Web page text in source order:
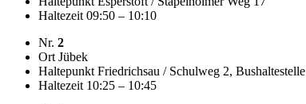
Haltezeit 09:50 – 10:10
Nr. 2
Ort Jübek
Haltepunkt Friedrichsau / Schulweg 2, Bushaltestelle
Haltezeit 10:25 – 10:45